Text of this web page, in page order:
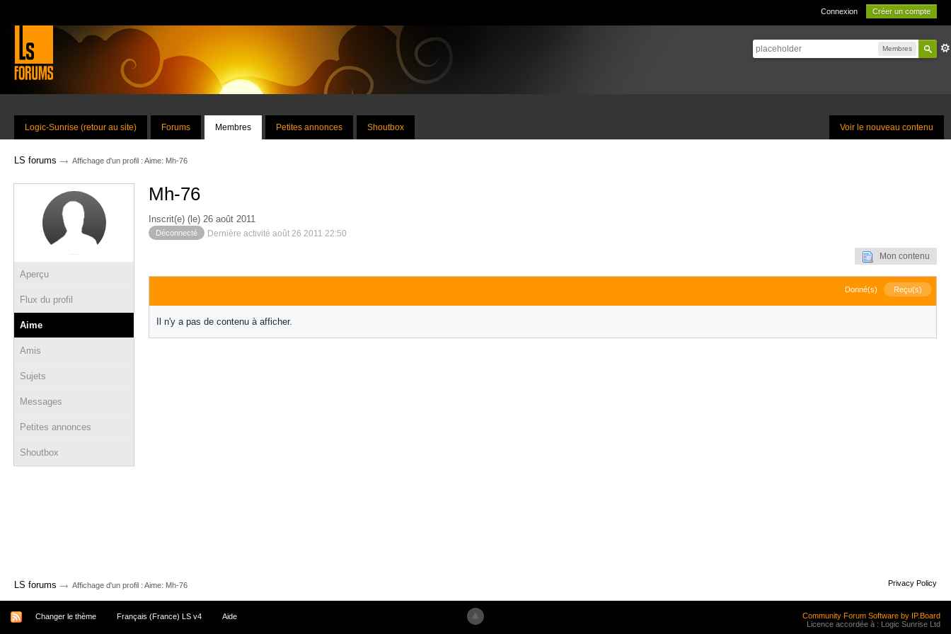
Connexion Créer un compte
Membres
Voir le nouveau contenu
Logic-Sunrise (retour au site) Forums Membres Petites annonces Shoutbox
LS forums → Affichage d'un profil : Aime: Mh-76
Aperçu
Flux du profil
Aime
Amis
Sujets
Messages
Petites annonces
Shoutbox
Mh-76
Inscrit(e) (le) 26 août 2011
Déconnecté Dernière activité août 26 2011 22:50
Mon contenu
Donné(s) Reçu(s)
Il n'y a pas de contenu à afficher.
LS forums → Affichage d'un profil : Aime: Mh-76 Privacy Policy
Changer le thème Français (France) LS v4 Aide
Community Forum Software by IP.Board
Licence accordée à : Logic Sunrise Ltd